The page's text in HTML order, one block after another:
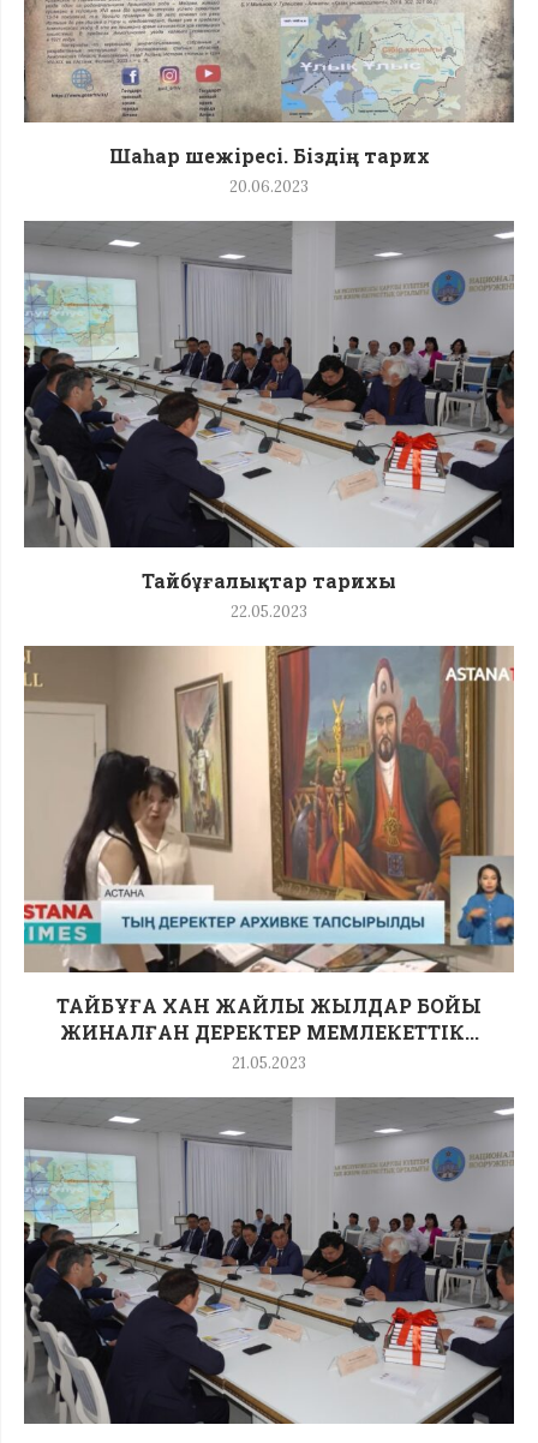
Шаһар шежіресі. Біздің тарих
20.06.2023
Тайбұғалықтар тарихы
22.05.2023
ТАЙБҰҒА ХАН ЖАЙЛЫ ЖЫЛДАР БОЙЫ
ЖИНАЛҒАН ДЕРЕКТЕР МЕМЛЕКЕТТІК...
21.05.2023